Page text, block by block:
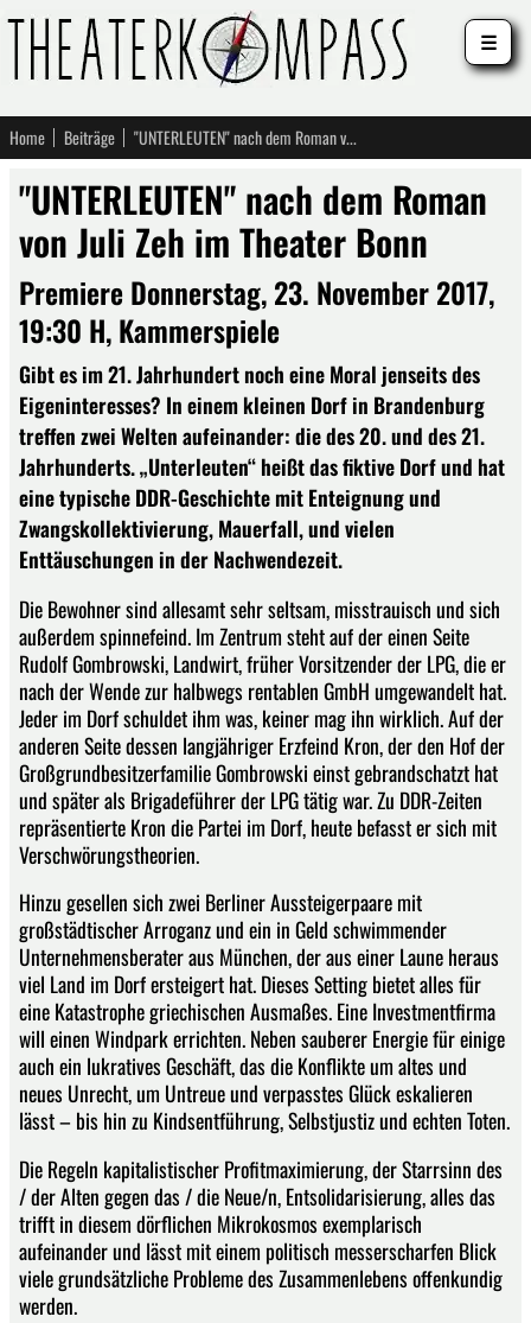
Home Beiträge "UNTERLEUTEN" nach dem Roman von Juli Zeh im Theater Bonn
"UNTERLEUTEN" nach dem Roman
von Juli Zeh im Theater Bonn
Premiere Donnerstag, 23. November 2017,
19:30 H, Kammerspiele
Gibt es im 21. Jahrhundert noch eine Moral jenseits des
Eigeninteresses? In einem kleinen Dorf in Brandenburg
treffen zwei Welten aufeinander: die des 20. und des 21.
Jahrhunderts. „Unterleuten“ heißt das fiktive Dorf und hat
eine typische DDR-Geschichte mit Enteignung und
Zwangskollektivierung, Mauerfall, und vielen
Enttäuschungen in der Nachwendezeit.
Die Bewohner sind allesamt sehr seltsam, misstrauisch und sich
außerdem spinnefeind. Im Zentrum steht auf der einen Seite
Rudolf Gombrowski, Landwirt, früher Vorsitzender der LPG, die er
nach der Wende zur halbwegs rentablen GmbH umgewandelt hat.
Jeder im Dorf schuldet ihm was, keiner mag ihn wirklich. Auf der
anderen Seite dessen langjähriger Erzfeind Kron, der den Hof der
Großgrundbesitzerfamilie Gombrowski einst gebrandschatzt hat
und später als Brigadeführer der LPG tätig war. Zu DDR-Zeiten
repräsentierte Kron die Partei im Dorf, heute befasst er sich mit
Verschwörungstheorien.
Hinzu gesellen sich zwei Berliner Aussteigerpaare mit
großstädtischer Arroganz und ein in Geld schwimmender
Unternehmensberater aus München, der aus einer Laune heraus
viel Land im Dorf ersteigert hat. Dieses Setting bietet alles für
eine Katastrophe griechischen Ausmaßes. Eine Investmentfirma
will einen Windpark errichten. Neben sauberer Energie für einige
auch ein lukratives Geschäft, das die Konflikte um altes und
neues Unrecht, um Untreue und verpasstes Glück eskalieren
lässt – bis hin zu Kindsentführung, Selbstjustiz und echten Toten.
Die Regeln kapitalistischer Profitmaximierung, der Starrsinn des
/ der Alten gegen das / die Neue/n, Entsolidarisierung, alles das
trifft in diesem dörflichen Mikrokosmos exemplarisch
aufeinander und lässt mit einem politisch messerscharfen Blick
viele grundsätzliche Probleme des Zusammenlebens offenkundig
werden.
☰